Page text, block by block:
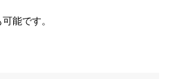
能です。